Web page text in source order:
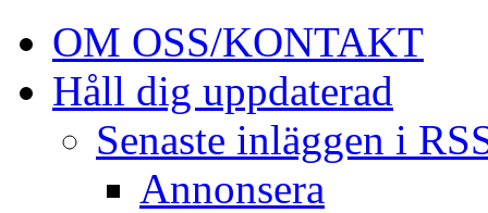
OM OSS/KONTAKT
Håll dig uppdaterad
Senaste inläggen i
Annonsera